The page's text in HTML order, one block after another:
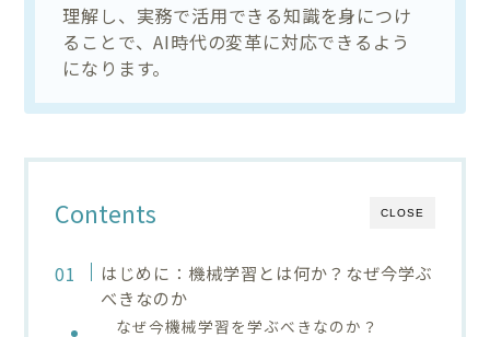
理解し、実務で活用できる知識を身につけ
ることで、AI時代の変革に対応できるよう
になります。
CLOSE
Contents
はじめに：機械学習とは何か？なぜ今学ぶ
べきなのか
なぜ今機械学習を学ぶべきなのか？